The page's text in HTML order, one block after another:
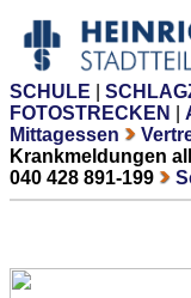
SCHULE
FOTOSTRECKEN
Mittagessen
Krankmeldungen
040 428 891-199